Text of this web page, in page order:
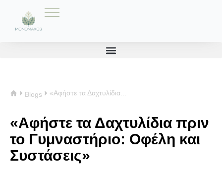
Blogs «Αφήστε τα Δαχτυλίδια...
«Αφήστε τα Δαχτυλίδια πριν
το Γυμναστήριο: Οφέλη και
Συστάσεις»